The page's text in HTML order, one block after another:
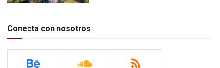
Conecta con nosotros